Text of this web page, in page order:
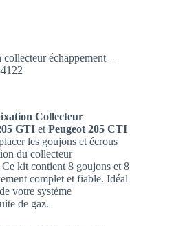
échappement –
Collecteur
GTI et Peugeot 205 CTI
les goujons et écrous
du collecteur
Ce kit contient 8 goujons et 8
complet et fiable. Idéal
votre système
de gaz.